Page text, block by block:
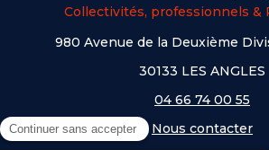
Collectivités, professionnels &
980 Avenue de la Deuxième
30133 LES ANGLES
04 66 74 00 55
Nous contacter